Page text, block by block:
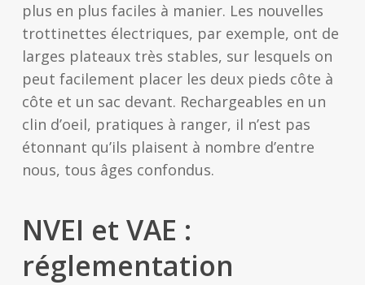
plus en plus faciles à manier. Les nouvelles
trottinettes électriques, par exemple, ont de
larges plateaux très stables, sur lesquels on
peut facilement placer les deux pieds côte à
côte et un sac devant. Rechargeables en un
clin d’oeil, pratiques à ranger, il n’est pas
étonnant qu’ils plaisent à nombre d’entre
nous, tous âges confondus.
NVEI et VAE :
réglementation